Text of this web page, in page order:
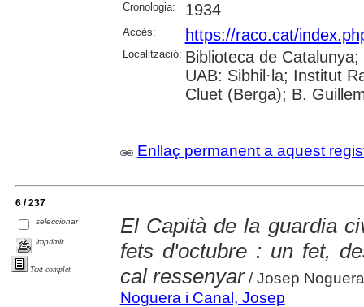
Cronologia: 1934
Accés: https://raco.cat/
Localització: Biblioteca de
UAB: Sibhil·la; Institut
Cluet (Berga); B.
Enllaç permanent a aquest
6 / 237
seleccionar
imprimir
Text complet
El Capità de la guardia
fets d'octubre : un fet,
cal ressenyar/ Josep
Noguera i Canal, Josep